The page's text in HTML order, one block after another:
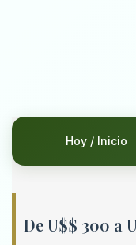
Hoy / Inicio
De U$$ 300 a